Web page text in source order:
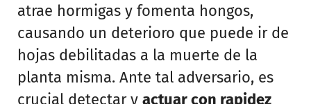
atrae hormigas y fomenta hongos,
causando un deterioro que puede ir de
hojas debilitadas a la muerte de la
planta misma. Ante tal adversario, es
crucial detectar y actuar con rapidez